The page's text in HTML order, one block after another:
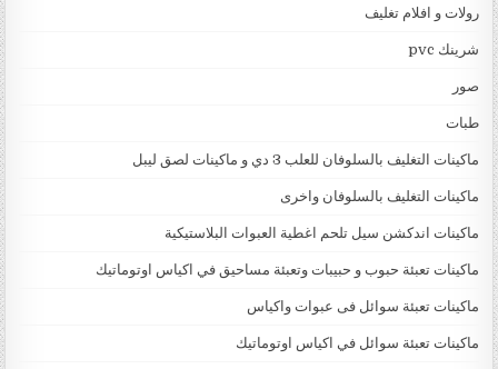
رولات و افلام تغليف
شرينك pvc
صور
طبات
ماكينات التغليف بالسلوفان للعلب 3 دي و ماكينات لصق ليبل
ماكينات التغليف بالسلوفان واخرى
ماكينات اندكشن سيل تلحم اغطية العبوات البلاستيكية
ماكينات تعبئة حبوب و حبيبات وتعبئة مساحيق في اكياس اوتوماتيك
ماكينات تعبئة سوائل فى عبوات واكياس
ماكينات تعبئة سوائل في اكياس اوتوماتيك